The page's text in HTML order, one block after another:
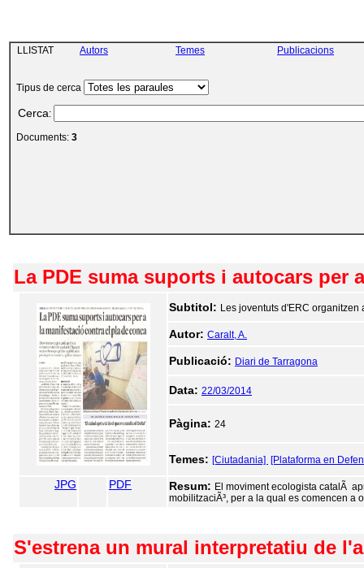
LLISTAT Autors Temes Publicacions
Tipus de cerca
Cerca:
Documents: 3
La PDE suma suports i autocars per
Subtitol: Les joventuts d'ERC
Autor: Caralt, A.
Publicació: Diari de Tarragona
Data: 22/03/2014
Pàgina: 24
Temes: [Ciutadania] [Plataforma en
JPG PDF Resum: El moviment ecologista catalÃ
mobilitzaciÃ³, per a la qual es comencen a
S'estrena un mural interpretatiu de